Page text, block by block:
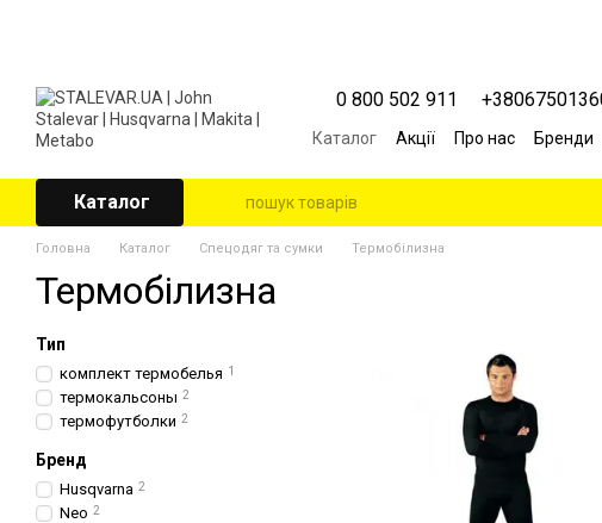
0 800 502 911
Каталог Акції Про нас Бренди
Каталог
Головна Каталог Спецодяг та сумки Термобілизна
Термобілизна
Тип
комплект термобелья 1
термокальсоны 2
термофутболки 2
Бренд
Husqvarna 2
Neo 2